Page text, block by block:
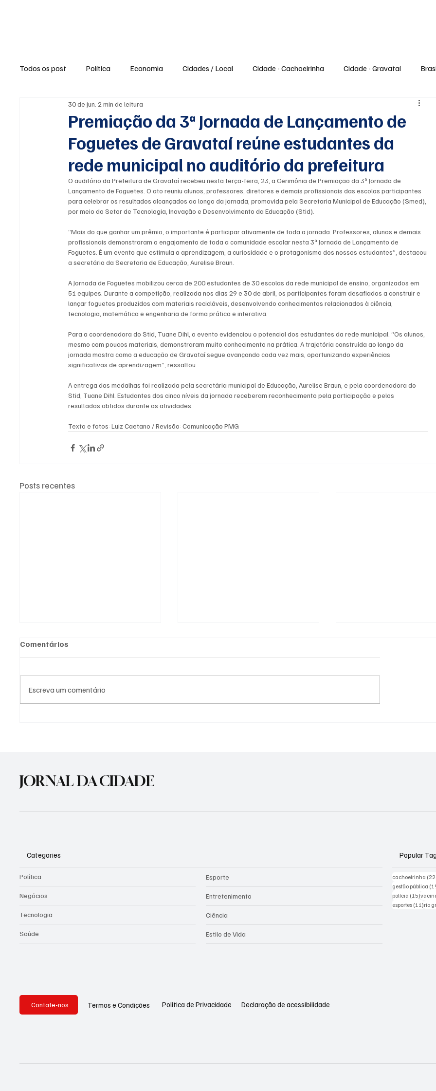
Todos os post Política Economia Cidades / Local Cidade - Cachoeirinha Cidade - Gravataí
Polícia / Segurança Saúde
Opinião / Editorial Clima / Tempo Turismo e Viagem Estilo de Vida Moda e Beleza
Agronegócio Opiniões e Blogs Reportagens Especiais Feriado
Premiação da 3ª Jornada de Lançamento de
Foguetes de Gravataí reúne estudantes da
rede municipal no auditório da prefeitura
30 de jun. 2 min de leitura
O auditório da Prefeitura de Gravataí recebeu nesta terça-feira, 23, a Cerimônia de Premiação da 3ª Jornada de
Lançamento de Foguetes. O ato reuniu alunos, professores, diretores e demais profissionais das escolas participantes
para celebrar os resultados alcançados ao longo da jornada, promovida pela Secretaria Municipal de Educação (Smed),
por meio do Setor de Tecnologia, Inovação e Desenvolvimento da Educação (Stid).
“Mais do que ganhar um prêmio, o importante é participar ativamente de toda a jornada. Professores, alunos e demais
profissionais demonstraram o engajamento de toda a comunidade escolar nesta 3ª Jornada de Lançamento de
Foguetes. É um evento que estimula a aprendizagem, a curiosidade e o protagonismo dos nossos estudantes”, destacou
a secretária da Secretaria de Educação, Aurelise Braun.
A Jornada de Foguetes mobilizou cerca de 200 estudantes de 30 escolas da rede municipal de ensino, organizados em
51 equipes. Durante a competição, realizada nos dias 29 e 30 de abril, os participantes foram desafiados a construir e
lançar foguetes produzidos com materiais recicláveis, desenvolvendo conhecimentos relacionados à ciência,
tecnologia, matemática e engenharia de forma prática e interativa.
Para a coordenadora do Stid, Tuane Dihl, o evento evidenciou o potencial dos estudantes da rede municipal. “Os alunos,
mesmo com poucos materiais, demonstraram muito conhecimento na prática. A trajetória construída ao longo da
jornada mostra como a educação de Gravataí segue avançando cada vez mais, oportunizando experiências
significativas de aprendizagem”, ressaltou.
A entrega das medalhas foi realizada pela secretária municipal de Educação, Aurelise Braun, e pela coordenadora do
Stid, Tuane Dihl. Estudantes dos cinco níveis da jornada receberam reconhecimento pela participação e pelos
resultados obtidos durante as atividades.
Texto e fotos: Luiz Caetano / Revisão: Comunicação PMG
Posts recentes
Comentários
Escreva um comentário
JORNAL DA CIDADE
Categories
Política
Negócios
Tecnologia
Saúde
Esporte
Entretenimento
Ciência
Estilo de Vida
Popular
cachoeirinha
gestão pública
polícia (15)15
esportes (11)11
rio
Contate-nos Termos e Condições Política de Privacidade Declaração de acessibilidade